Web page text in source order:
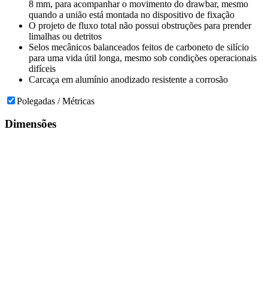
8 mm, para acompanhar o movimento do drawbar, mesmo
quando a união está montada no dispositivo de fixação
O projeto de fluxo total não possui obstruções para prender
limalhas ou detritos
Selos mecânicos balanceados feitos de carboneto de silício
para uma vida útil longa, mesmo sob condições operacionais
difíceis
Carcaça em alumínio anodizado resistente a corrosão
Polegadas / Métricas
Dimensões